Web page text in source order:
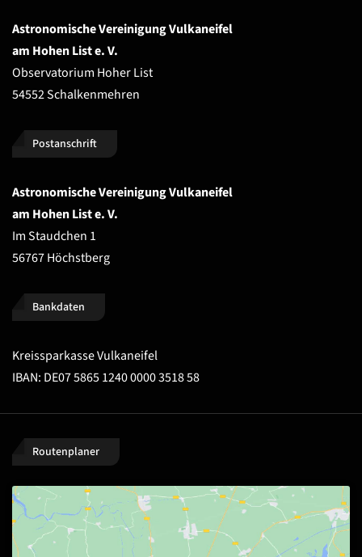
Astronomische Vereinigung Vulkaneifel
am Hohen List e. V.
Observatorium Hoher List
54552 Schalkenmehren
Postanschrift
Astronomische Vereinigung Vulkaneifel
am Hohen List e. V.
Im Staudchen 1
56767 Höchstberg
Bankdaten
Kreissparkasse Vulkaneifel
IBAN: DE07 5865 1240 0000 3518 58
Routenplaner